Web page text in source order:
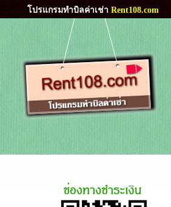
โปรแกรมทำบิลค่าเช่า Rent108.com